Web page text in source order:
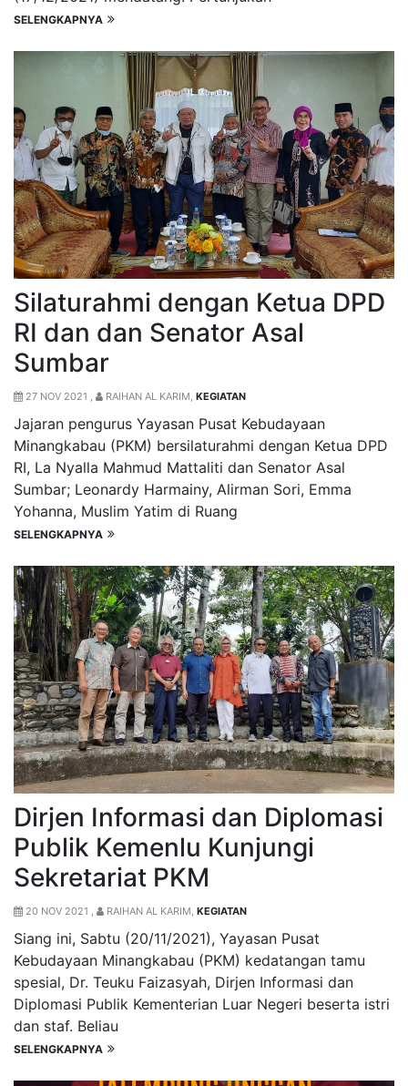
SELENGKAPNYA
Silaturahmi dengan Ketua DPD
RI dan dan Senator Asal
Sumbar
27 NOV 2021 , RAIHAN AL KARIM, KEGIATAN
Jajaran pengurus Yayasan Pusat Kebudayaan
Minangkabau (PKM) bersilaturahmi dengan Ketua DPD
RI, La Nyalla Mahmud Mattaliti dan Senator Asal
Sumbar; Leonardy Harmainy, Alirman Sori, Emma
Yohanna, Muslim Yatim di Ruang
SELENGKAPNYA
Dirjen Informasi dan Diplomasi
Publik Kemenlu Kunjungi
Sekretariat PKM
20 NOV 2021 , RAIHAN AL KARIM, KEGIATAN
Siang ini, Sabtu (20/11/2021), Yayasan Pusat
Kebudayaan Minangkabau (PKM) kedatangan tamu
spesial, Dr. Teuku Faizasyah, Dirjen Informasi dan
Diplomasi Publik Kementerian Luar Negeri beserta istri
dan staf. Beliau
SELENGKAPNYA